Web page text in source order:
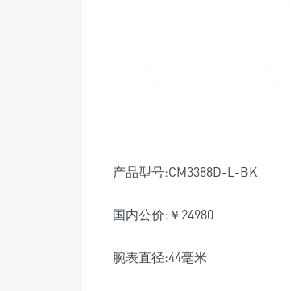
产品型号:CM3388D-L-BK
国内公价:￥24980
腕表直径:44毫米